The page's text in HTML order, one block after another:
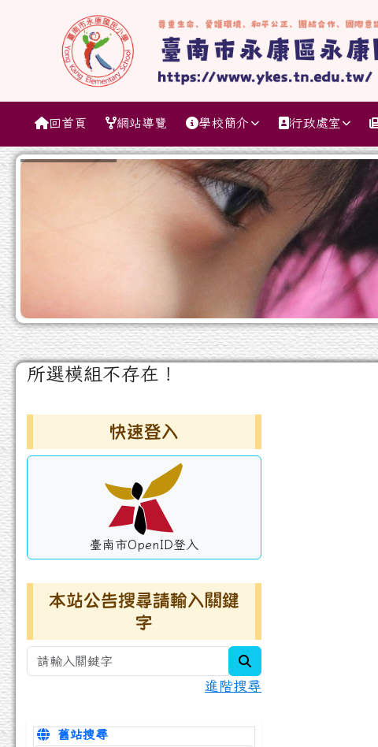
臺南市永康區永康國民小學
導覽列
回首頁 網站導覽 學校簡介 行政處室
工具列
主內容區域
所選模組不存在！
左邊區域內容
快速登入
臺南市OpenID登入
本站公告搜尋請輸入關鍵
字
進階搜尋
舊站搜尋
頁尾區域